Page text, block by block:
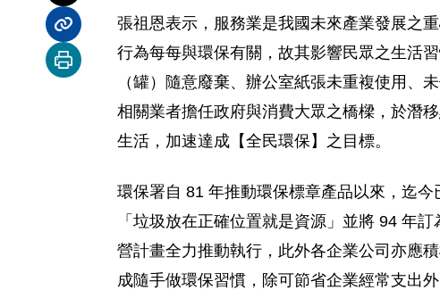
分享內容連結
列印本頁
張祖恩表示，服務業是我國未來產業發展之
行為每每與環保有關，故其影響民眾之生活
（罐）隨意廢棄、辦公室紙張未重複使用
相關業者擔任政府與消費大眾之橋樑，於潛
生活，加速達成【全民環保】之目標。
環保署自 81 年推動環保標章產品以來，迄
「垃圾放在正確位置就是資源」並將 94 年
營計畫全力推動執行，此外各企業公司亦應
成隨手做環保習慣，除可節省企業經常支出